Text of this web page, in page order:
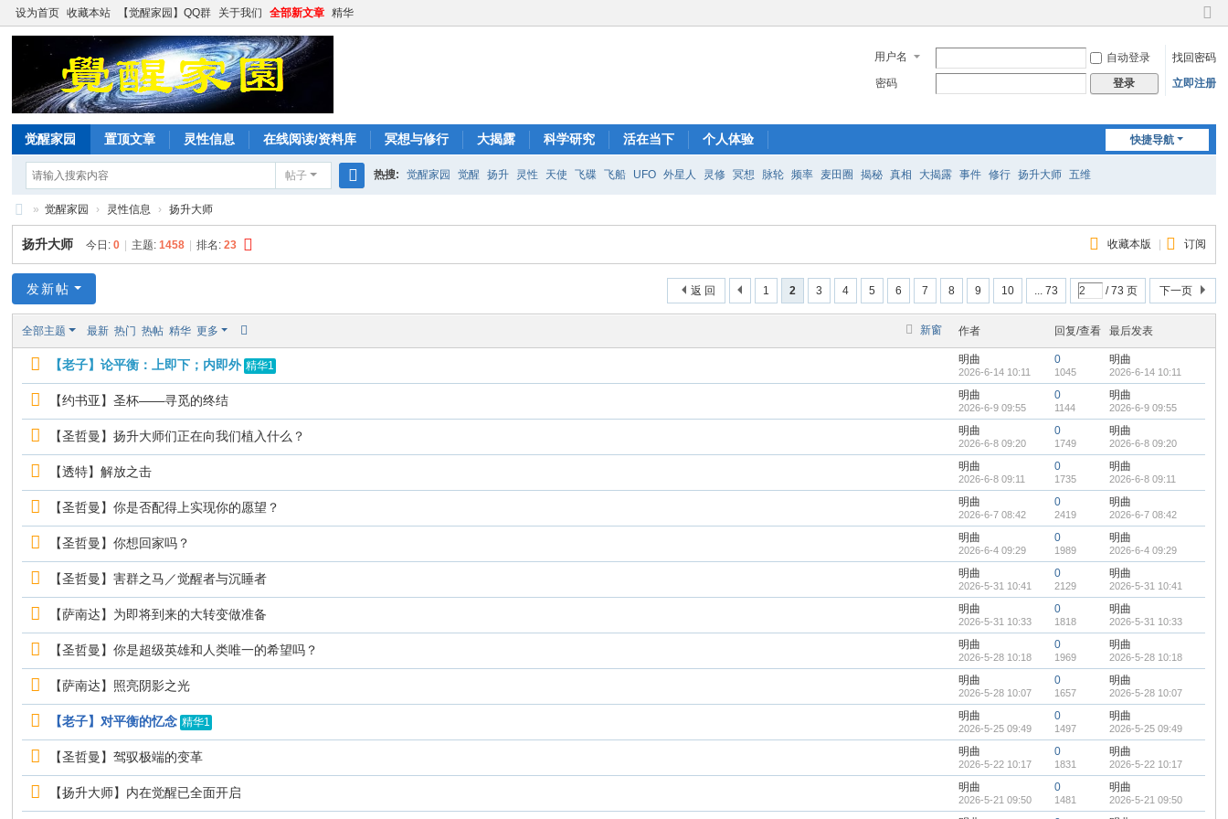
设为首页 收藏本站 【觉醒家园】QQ群 关于我们 全部新文章 精华
切
到
窄
用户名 自动登录
找回密码
密码
登录 立即注册
快捷导航
觉醒家园 置顶文章 灵性信息 在线阅读/资料库 冥想与修行 大揭露 科学研究 活在当下 个人体验
帖子
索
热搜: 觉醒家园 觉醒 扬升 灵性 天使 飞碟 飞船 UFO 外星人 灵修 冥想 脉轮 频率 麦田圈 揭秘 真相 大揭露 事件 修行 扬升大师 五维
觉
醒
家
园
» 觉醒家园 › 灵性信息 › 扬升大师
收藏本版 订阅
扬升大师 今日:0 主题:1458 排名:23
1 2 3 4 5 6 7 8 9 10 ... 73 / 73 页 下一页
返 回
发新帖
新窗
全部主题 最新 热门 热帖 精华 更多 作者 回复/查看 最后发表
【老子】论平衡：上即下；内即外 精华1
明曲
2026-6-14 10:11
0
1045
明曲
2026-6-14 10:11
【约书亚】圣杯——寻觅的终结 明曲
2026-6-9 09:55
0
1144
明曲
2026-6-9 09:55
【圣哲曼】扬升大师们正在向我们植入什么？ 明曲
2026-6-8 09:20
0
1749
明曲
2026-6-8 09:20
【透特】解放之击 明曲
2026-6-8 09:11
0
1735
明曲
2026-6-8 09:11
【圣哲曼】你是否配得上实现你的愿望？ 明曲
2026-6-7 08:42
0
2419
明曲
2026-6-7 08:42
【圣哲曼】你想回家吗？ 明曲
2026-6-4 09:29
0
1989
明曲
2026-6-4 09:29
【圣哲曼】害群之马／觉醒者与沉睡者 明曲
2026-5-31 10:41
0
2129
明曲
2026-5-31 10:41
【萨南达】为即将到来的大转变做准备 明曲
2026-5-31 10:33
0
1818
明曲
2026-5-31 10:33
【圣哲曼】你是超级英雄和人类唯一的希望吗？ 明曲
2026-5-28 10:18
0
1969
明曲
2026-5-28 10:18
【萨南达】照亮阴影之光 明曲
2026-5-28 10:07
0
1657
明曲
2026-5-28 10:07
【老子】对平衡的忆念 精华1
明曲
2026-5-25 09:49
0
1497
明曲
2026-5-25 09:49
【圣哲曼】驾驭极端的变革 明曲
2026-5-22 10:17
0
1831
明曲
2026-5-22 10:17
【扬升大师】内在觉醒已全面开启 明曲
2026-5-21 09:50
0
1481
明曲
2026-5-21 09:50